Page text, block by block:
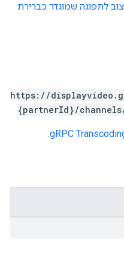
לתפוגה שמוגדר כברירת
https://
{partnerId}/
gRPC
.